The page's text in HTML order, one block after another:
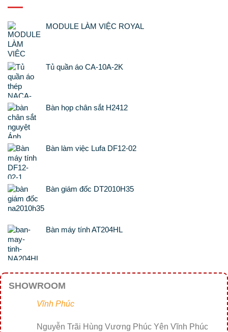
MODULE LÀM VIỆC ROYAL
Tủ quần áo CA-10A-2K
Bàn họp chân sắt H2412
Bàn làm việc Lufa DF12-02
Bàn giám đốc DT2010H35
Bàn máy tính AT204HL
SHOWROOM
Vĩnh Phúc
Nguyễn Trãi Hùng Vương Phúc Yên Vĩnh Phúc